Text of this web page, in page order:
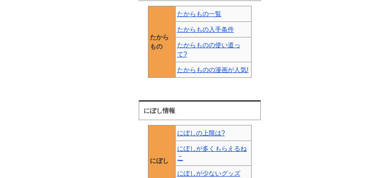
たから
もの
たからもの一覧
たからもの入手条件
たからものの使い道っ
て?
たからものの漫画が人気!
にぼし情報
にぼし
にぼしの上限は?
にぼしが多くもらえるね
こ
にぼしが少ないグッズ